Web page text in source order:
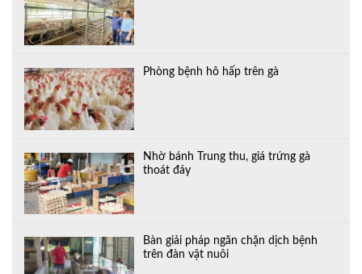
Phòng bệnh hô hấp trên gà
Nhờ bánh Trung thu, giá trứng gà
thoát đáy
Bàn giải pháp ngăn chặn dịch bệnh
trên đàn vật nuôi